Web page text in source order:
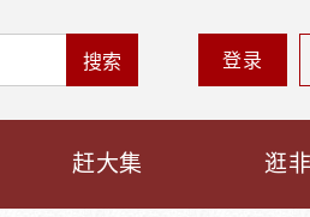
搜索 登录
赶大集 逛